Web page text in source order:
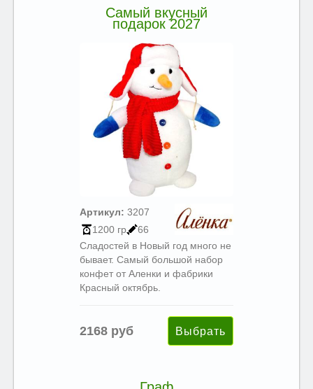
Самый вкусный
подарок 2027
Артикул: 3207
1200 гр
66
Сладостей в Новый год много не
бывает. Самый большой набор
конфет от Аленки и фабрики
Красный октябрь.
2168 руб